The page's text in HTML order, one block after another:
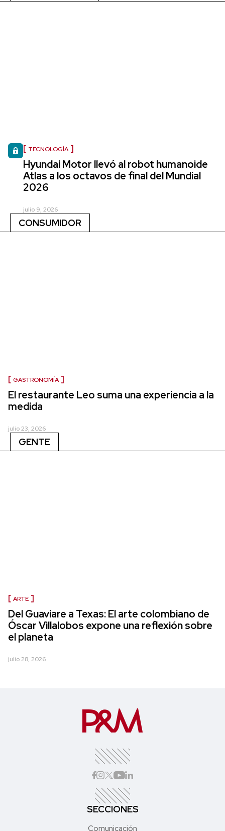
TECNOLOGÍA
Hyundai Motor llevó al robot humanoide
Atlas a los octavos de final del Mundial
2026
julio 9, 2026
CONSUMIDOR
GASTRONOMÍA
El restaurante Leo suma una experiencia a la
medida
julio 23, 2026
GENTE
ARTE
Del Guaviare a Texas: El arte colombiano de
Óscar Villalobos expone una reflexión sobre
el planeta
julio 28, 2026
SECCIONES
Comunicación